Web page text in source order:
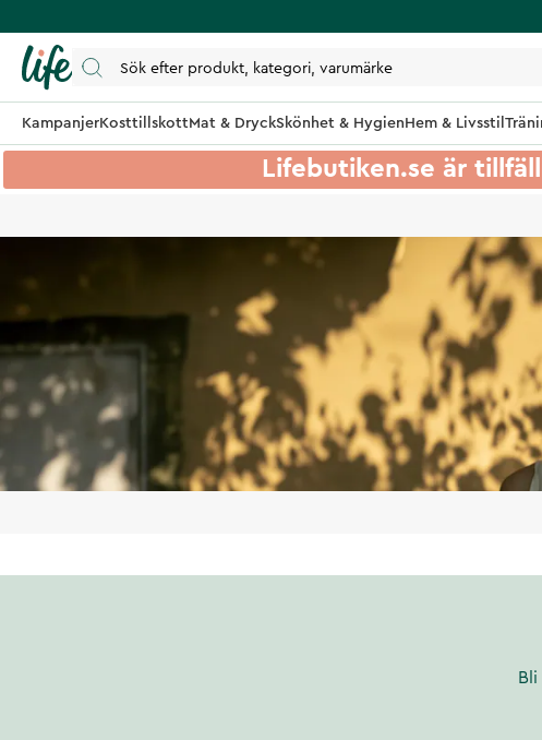
KampanjerKosttillskottMat & DryckSkönhet & HygienHem & Livsstil
Lifebutiken.se är